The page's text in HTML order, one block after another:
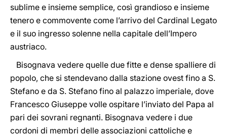
sublime e insieme semplice, così grandioso e insieme
tenero e commovente come l’arrivo del Cardinal Legato
e il suo ingresso solenne nella capitale dell’Impero
austriaco.
Bisognava vedere quelle due fitte e dense spalliere di
popolo, che si stendevano dalla stazione ovest fino a S.
Stefano e da S. Stefano fino al palazzo imperiale, dove
Francesco Giuseppe volle ospitare l’inviato del Papa al
pari dei sovrani regnanti. Bisognava vedere i due
cordoni di membri delle associazioni cattoliche e